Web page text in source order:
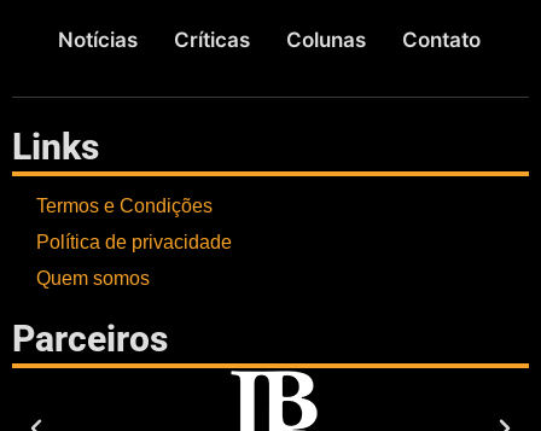
Notícias Críticas Colunas Contato
Links
Termos e Condições
Política de privacidade
Quem somos
Parceiros